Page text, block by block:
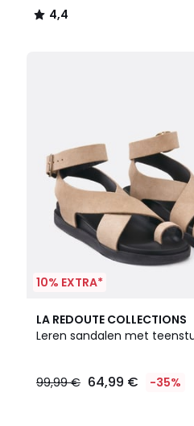
99,99
4,4
/
10% EXTRA*
LA REDOUTE COLLECTIONS
Leren sandalen met
99,99 € 64,99 € -35%
4
/